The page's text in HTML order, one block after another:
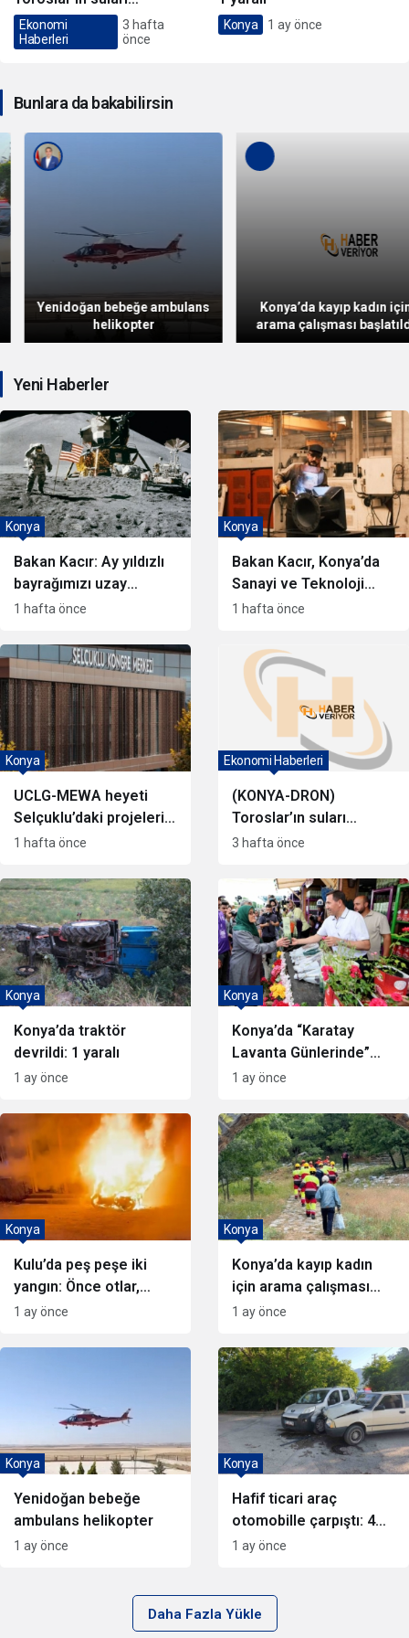
ekonomik değere
dönüşüyor
Ekonomi
Haberleri
3 hafta
önce
Konya 1 ay önce
Bunlara da bakabilirsin
Yenidoğan bebeğe ambulans
helikopter
Konya’da kayıp kadın için
arama çalışması başlatıldı
Yeni Haberler
Bakan Kacır: Ay yıldızlı
bayrağımızı uzay
aracımızla Ay’a
Konya
1 hafta önce
Bakan Kacır, Konya’da
Sanayi ve Teknoloji
Projelerini Tanıttı
Konya
1 hafta önce
UCLG-MEWA heyeti
Selçuklu’daki projeleri
inceledi
Konya
1 hafta önce
(KONYA-DRON)
Toroslar’ın suları
ekonomik değere
Ekonomi Haberleri
3 hafta önce
Konya’da traktör
devrildi: 1 yaralı
Konya
1 ay önce
Konya’da “Karatay
Lavanta Günlerinde”
festival coşkusu
Konya
1 ay önce
Kulu’da peş peşe iki
yangın: Önce otlar,
sonra elektrikli
Konya
1 ay önce
Konya’da kayıp kadın
için arama çalışması
başlatıldı
Konya
1 ay önce
Yenidoğan bebeğe
ambulans helikopter
Konya
1 ay önce
Hafif ticari araç
otomobille çarpıştı: 4
yaralı
Konya
1 ay önce
Daha Fazla Yükle